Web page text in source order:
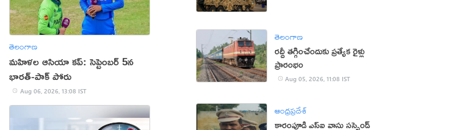
తెలంగాణ
మహిళల ఆసియా కప్‌: సెప్టెంబర్ 5న
భారత్-పాక్ పోరు
Aug 06, 2026, 13:08 IST
తెలంగాణ
రద్దీ తగ్గించేందుకు ప్రత్యేక రైళ్లు
ప్రారంభం
Aug 05, 2026, 11:08 IST
ఆంధ్రప్రదేశ్
కారంపూడి ఎస్ఐ వాసు స‌స్పెండ్‌